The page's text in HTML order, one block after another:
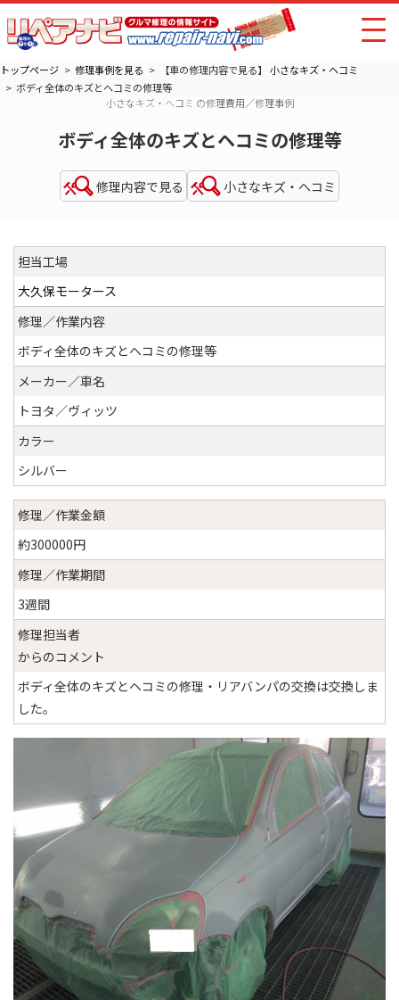
トップページ 修理事例を見る 【車の修理内容で見る】小さなキズ・ヘコミ
ボディ全体のキズとヘコミの修理等
小さなキズ・ヘコミ の修理費用／修理事例
ボディ全体のキズとヘコミの修理等
修理内容で見る 小さなキズ・ヘコミ
担当工場
大久保モータース
修理／作業内容
ボディ全体のキズとヘコミの修理等
メーカー／車名
トヨタ／ヴィッツ
カラー
シルバー
修理／作業金額
約300000円
修理／作業期間
3週間
修理担当者
からのコメント
ボディ全体のキズとヘコミの修理・リアバンパの交換は交換しま
した。